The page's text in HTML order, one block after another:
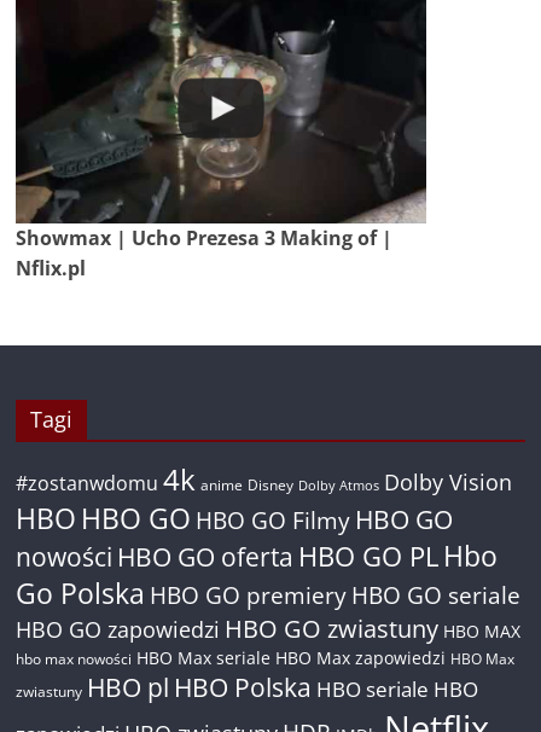
Showmax | Ucho Prezesa 3 Making of |
Nflix.pl
Tagi
#zostanwdomu 4k anime Disney Dolby Atmos Dolby Vision
HBO HBO GO HBO GO Filmy HBO GO
nowości HBO GO oferta HBO GO PL Hbo
Go Polska HBO GO premiery HBO GO seriale
HBO GO zapowiedzi HBO GO zwiastuny HBO MAX
hbo max nowości HBO Max seriale HBO Max zapowiedzi HBO Max
zwiastuny HBO pl HBO Polska HBO seriale HBO